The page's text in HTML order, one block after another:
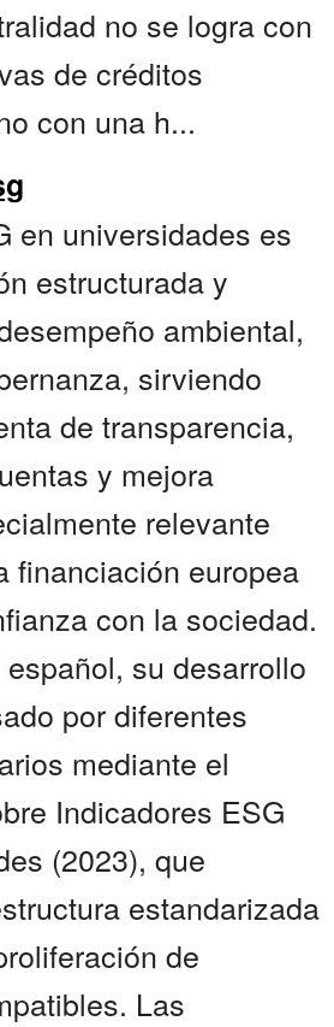
no se logra con
de créditos
con una h...
en universidades es
estructurada y
ambiental,
sirviendo
de transparencia,
y mejora
relevante
financiación europea
con la sociedad.
su desarrollo
por diferentes
mediante el
Indicadores ESG
(2023), que
estandarizada
de
Las